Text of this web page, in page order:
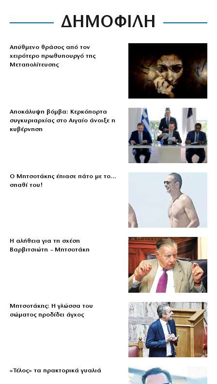
ΔΗΜΟΦΙΛΗ
Απύθμενο θράσος από τον
χειρότερο πρωθυπουργό της
Μεταπολίτευσης
Αποκάλυψη βόμβα: Κερκόπορτα
συγκυριαρχίας στο Αιγαίο άνοιξε η
κυβέρνηση
Ο Μητσοτάκης έπιασε πάτο με το…
σπαθί του!
Η αλήθεια για τη σχέση
Βαρβιτσιώτη – Μητσοτάκη
Μητσοτάκης: Η γλώσσα του
σώματος προδίδει άγχος
«Τέλος» τα πρακτορικά γυαλιά